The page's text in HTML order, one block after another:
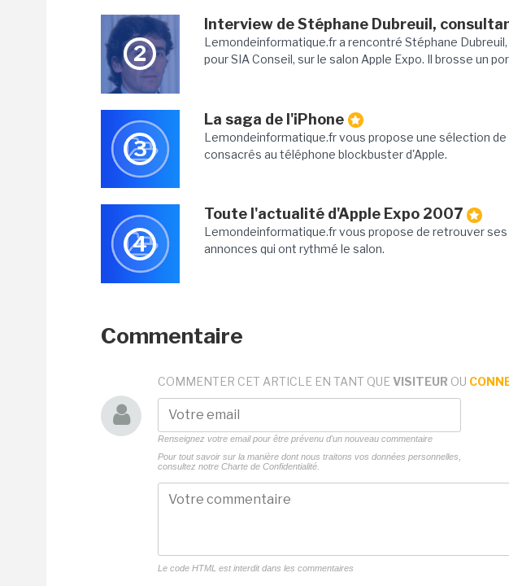
2
Interview de Stéphane Dubreuil,
Lemondeinformatique.fr a rencontré Stéphane
pour SIA Conseil, sur le salon Apple Expo. Il brosse un
3
La saga de l'iPhone
Lemondeinformatique.fr vous propose une sélection
consacrés au téléphone blockbuster d'Apple.
4
Toute l'actualité d'Apple Expo 2007
Lemondeinformatique.fr vous propose de retrouver
annonces qui ont rythmé le salon.
Commentaire
COMMENTER CET ARTICLE EN TANT QUE VISITEUR OU
Renseignez votre email pour être prévenu d'un nouveau commentaire
Pour tout savoir sur la manière dont nous traitons vos données personnelles,
consultez notre Charte de Confidentialité.
Le code HTML est interdit dans les commentaires